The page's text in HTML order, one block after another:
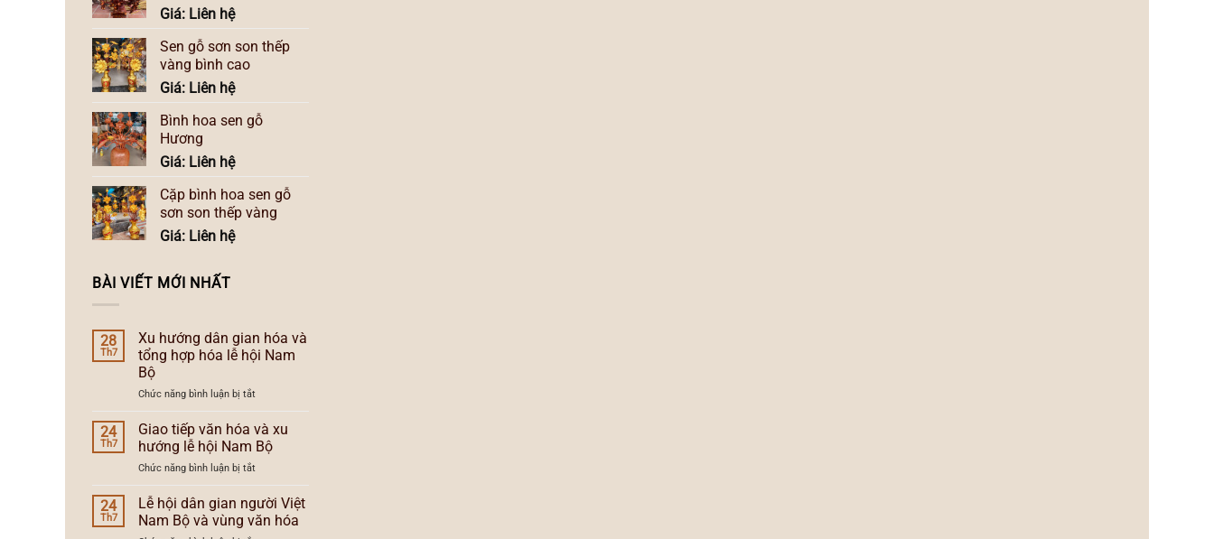
Giá: Liên hệ
Sen gỗ sơn son thếp
vàng bình cao
Giá: Liên hệ
Bình hoa sen gỗ
Hương
Giá: Liên hệ
Cặp bình hoa sen gỗ
sơn son thếp vàng
Giá: Liên hệ
BÀI VIẾT MỚI NHẤT
28
Th7
Xu hướng dân gian hóa và
tổng hợp hóa lễ hội Nam
Bộ
Chức năng bình luận bị tắtở
Xu
hướng
dân
gian
hóa
và
tổng
hợp
24
Th7
Giao tiếp văn hóa và xu
hướng lễ hội Nam Bộ
Chức năng bình luận bị tắtở
Giao
tiếp
văn
hóa
24
Th7
Lễ hội dân gian người Việt
Nam Bộ và vùng văn hóa